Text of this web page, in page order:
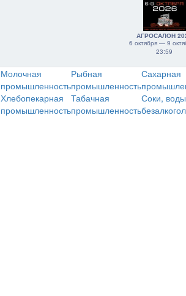
АГРОСАЛОН
6 октября — 9
23:59
Молочная
промышленность
Рыбная
промышленность
Сахарная
Хлебопекарная
промышленность
Табачная
промышленность
Соки,